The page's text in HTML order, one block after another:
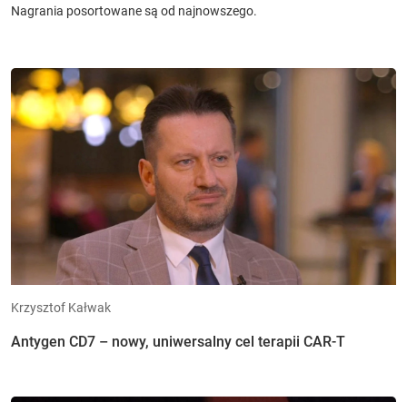
Nagrania posortowane są od najnowszego.
Krzysztof Kałwak
Antygen CD7 – nowy, uniwersalny cel terapii CAR-T